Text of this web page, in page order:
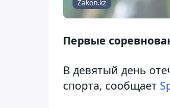
Zakon.kz
Первые
В девятый день
спорта, сообщает